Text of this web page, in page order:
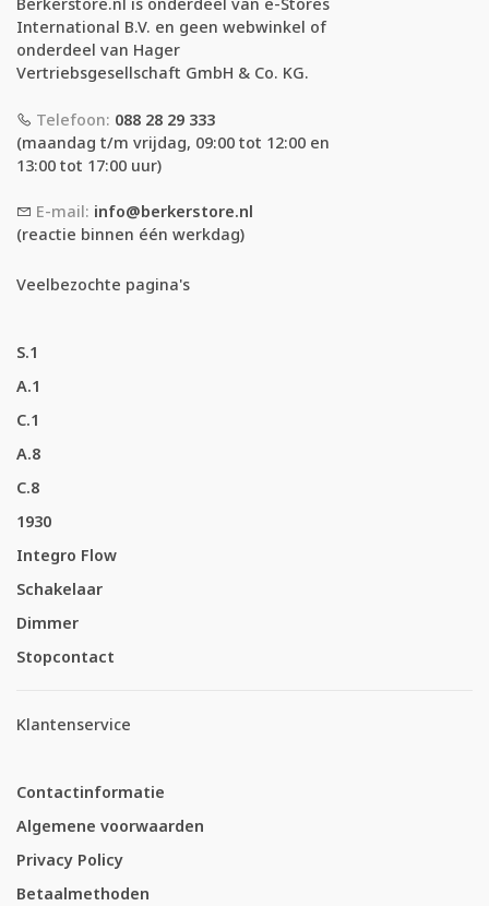
International B.V. en geen webwinkel of
onderdeel van Hager
Vertriebsgesellschaft GmbH & Co. KG.
Telefoon: 088 28 29 333
(maandag t/m vrijdag, 09:00 tot 12:00 en
13:00 tot 17:00 uur)
E-mail: info@berkerstore.nl
(reactie binnen één werkdag)
Veelbezochte pagina's
S.1
A.1
C.1
A.8
C.8
1930
Integro Flow
Schakelaar
Dimmer
Stopcontact
Klantenservice
Contactinformatie
Algemene voorwaarden
Privacy Policy
Betaalmethoden